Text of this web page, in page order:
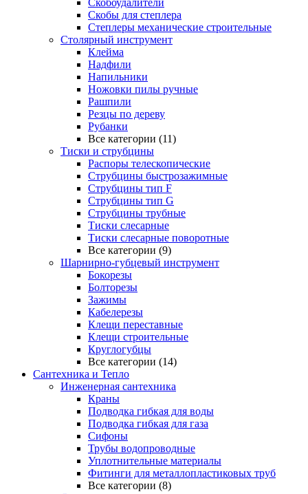
Скобоудалители
Скобы для степлера
Степлеры механические строительные
Столярный инструмент
Клейма
Надфили
Напильники
Ножовки пилы ручные
Рашпили
Резцы по дереву
Рубанки
Все категории (11)
Тиски и струбцины
Распоры телескопические
Струбцины быстрозажимные
Струбцины тип F
Струбцины тип G
Струбцины трубные
Тиски слесарные
Тиски слесарные поворотные
Все категории (9)
Шарнирно-губцевый инструмент
Бокорезы
Болторезы
Зажимы
Кабелерезы
Клещи переставные
Клещи строительные
Круглогубцы
Все категории (14)
Сантехника и Тепло
Инженерная сантехника
Краны
Подводка гибкая для воды
Подводка гибкая для газа
Сифоны
Трубы водопроводные
Уплотнительные материалы
Фитинги для металлопластиковых труб
Все категории (8)